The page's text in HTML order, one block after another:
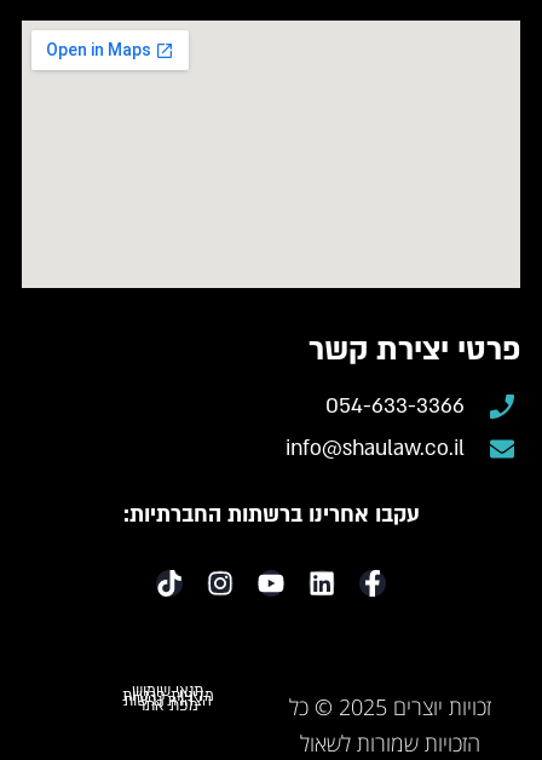
פרטי יצירת קשר
054-633-3366
info@shaulaw.co.il
עקבו אחרינו ברשתות החברתיות:
זכויות יוצרים 2025 © כל
הזכויות שמורות לשאול
תנאי שימוש
מדיניות פרטיות
הצהרת נגישות
מפת אתר